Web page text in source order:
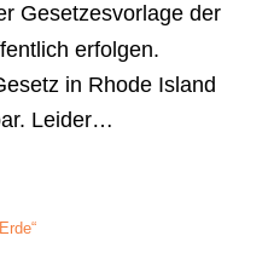
Gesetzesvorlage der
erfolgen.
in Rhode Island
Leider…